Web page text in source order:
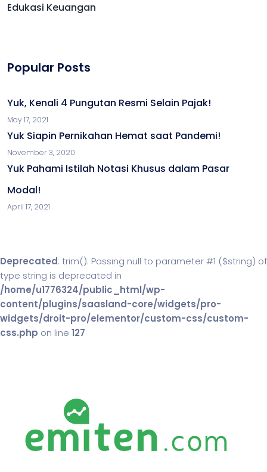
Edukasi Keuangan
Popular Posts
Yuk, Kenali 4 Pungutan Resmi Selain Pajak!
May 17, 2021
Yuk Siapin Pernikahan Hemat saat Pandemi!
November 3, 2020
Yuk Pahami Istilah Notasi Khusus dalam Pasar
Modal!
April 17, 2021
Deprecated: trim(): Passing null to parameter #1 ($string) of
type string is deprecated in
/home/u1776324/public_html/wp-
content/plugins/saasland-core/widgets/pro-
widgets/droit-pro/elementor/custom-css/custom-
css.php on line 127